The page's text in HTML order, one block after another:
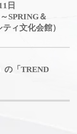
日
SPRING＆
ィ文化会館）
の「TREND